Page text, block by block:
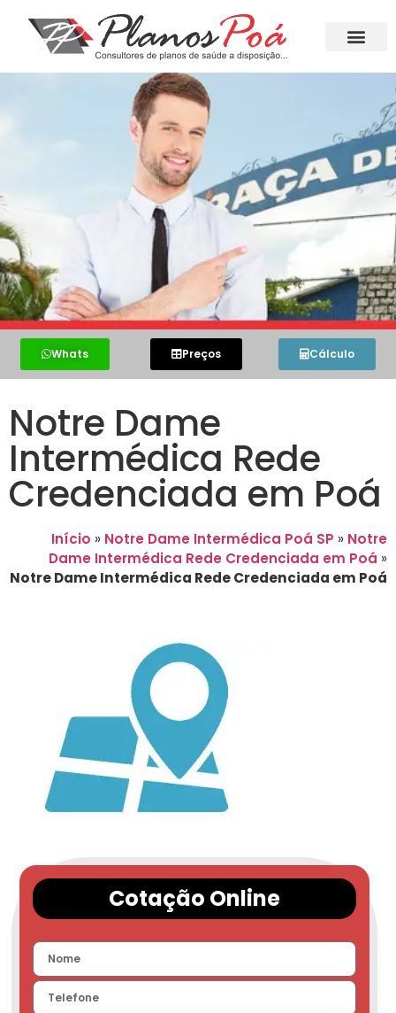
Whats Preços Cálculo
Notre Dame
Intermédica Rede
Credenciada em Poá
Início » Notre Dame Intermédica Poá SP » Notre
Dame Intermédica Rede Credenciada em Poá »
Notre Dame Intermédica Rede Credenciada em Poá
Cotação Online